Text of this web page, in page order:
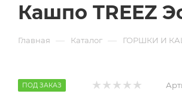
Кашпо TREEZ
Главная — Каталог — ГОРШКИ И
ПОД ЗАКАЗ